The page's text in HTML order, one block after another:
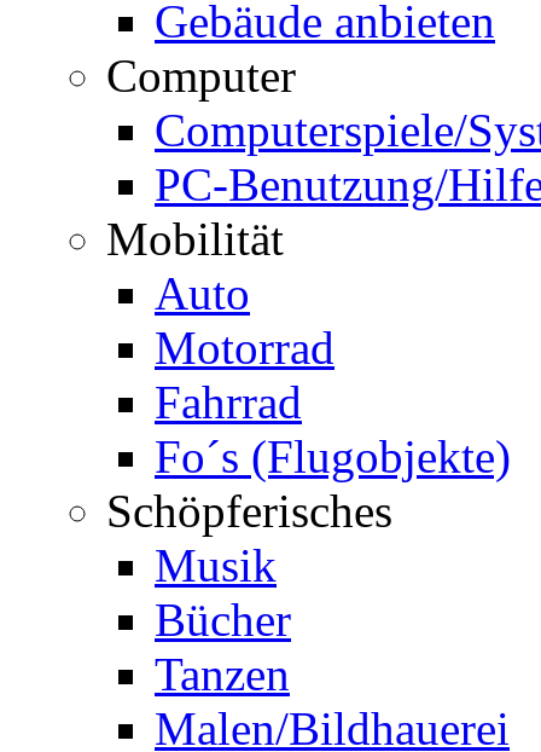
Gebäude anbieten
Computer
Computerspiele/
PC-Benutzung/
Mobilität
Auto
Motorrad
Fahrrad
Fo´s (Flugobjekte)
Schöpferisches
Musik
Bücher
Tanzen
Malen/Bildhauerei